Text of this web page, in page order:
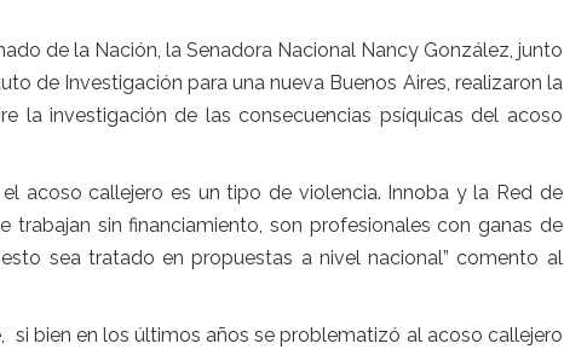
de la Nación, la Senadora Nacional Nancy González, junto
de Investigación para una nueva Buenos Aires, realizaron la
la investigación de las consecuencias psíquicas del acoso
acoso callejero es un tipo de violencia. Innoba y la Red de
trabajan sin financiamiento, son profesionales con ganas de
sea tratado en propuestas a nivel nacional” comento al
si bien en los últimos años se problematizó al acoso callejero